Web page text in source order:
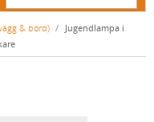
& bord) / Jugendlampa i